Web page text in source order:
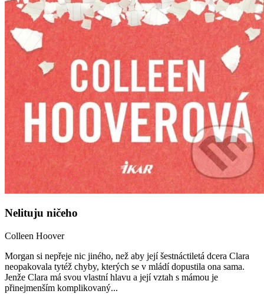
Nelituju ničeho
Colleen Hoover
Morgan si nepřeje nic jiného, než aby její šestnáctiletá dcera Clara
neopakovala tytéž chyby, kterých se v mládí dopustila ona sama.
Jenže Clara má svou vlastní hlavu a její vztah s mámou je
přinejmenším komplikovaný...